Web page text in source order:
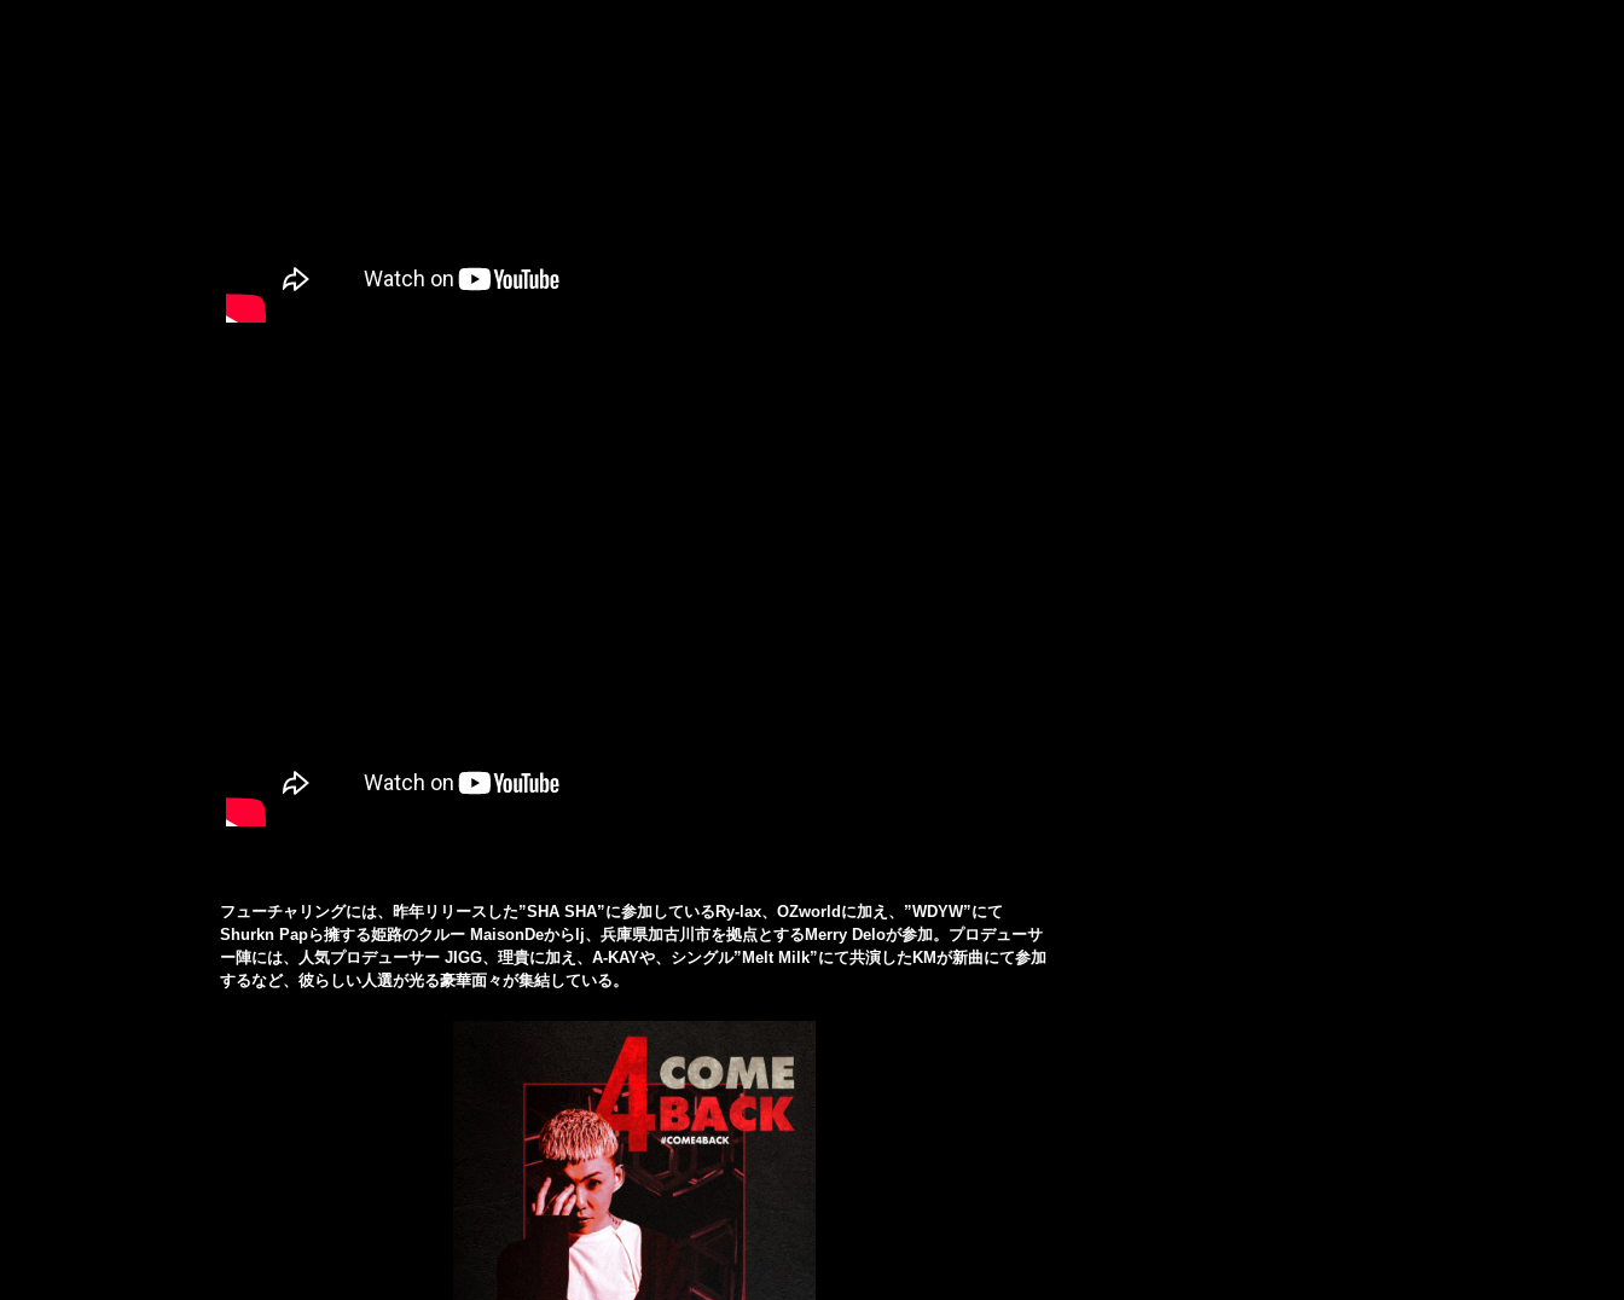
フューチャリングには、昨年リリースした”SHA SHA”に参加しているRy-lax、OZworldに加え、”WDYW”にて
Shurkn Papら擁する姫路のクルー MaisonDeからlj、兵庫県加古川市を拠点とするMerry Deloが参加。プロデューサ
ー陣には、人気プロデューサー JIGG、理貴に加え、A-KAYや、シングル”Melt Milk”にて共演したKMが新曲にて参加
するなど、彼らしい人選が光る豪華面々が集結している。